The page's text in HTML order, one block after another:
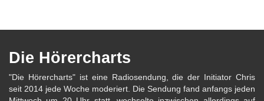
Die Hörercharts
"Die Hörercharts" ist eine Radiosendung, die der Initiator Chris
seit 2014 jede Woche moderiert. Die Sendung fand anfangs jeden